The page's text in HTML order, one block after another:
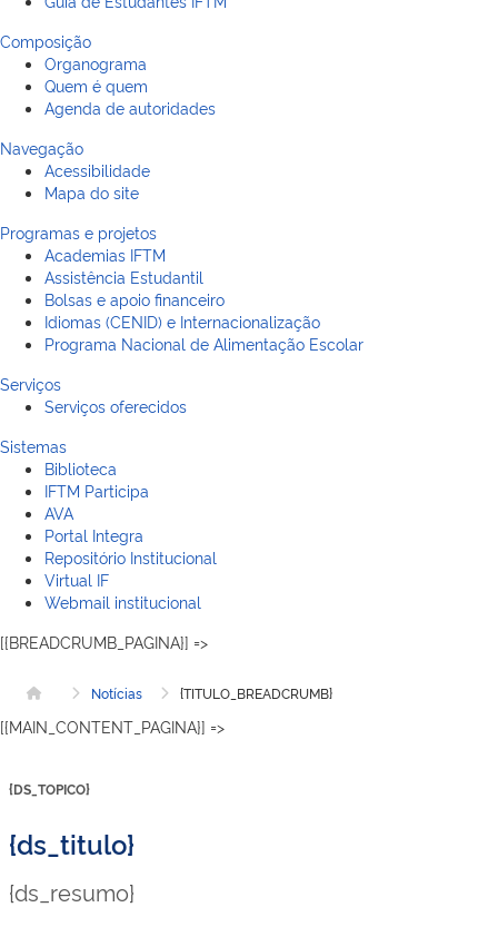
Composição
Organograma
Quem é quem
Agenda de autoridades
Navegação
Acessibilidade
Mapa do site
Programas e projetos
Academias IFTM
Assistência Estudantil
Bolsas e apoio financeiro
Idiomas (CENID) e Internacionalização
Programa Nacional de Alimentação Escolar
Serviços
Serviços oferecidos
Sistemas
Biblioteca
IFTM Participa
AVA
Portal Integra
Repositório Institucional
Virtual IF
Webmail institucional
[{BREADCRUMB_PAGINA}] =>
Página inicial
Notícias {TITULO_BREADCRUMB}
[{MAIN_CONTENT_PAGINA}] =>
{DS_TOPICO}
{ds_titulo}
{ds_resumo}